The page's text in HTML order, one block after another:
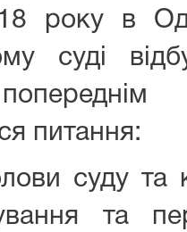
року в
суді
питання:
суду та
та